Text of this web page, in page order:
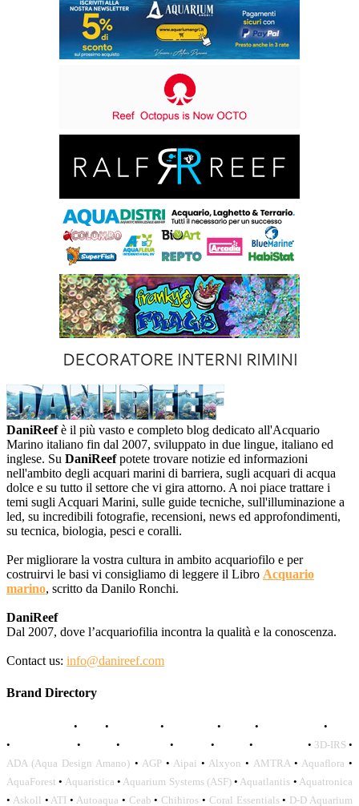
DaniReefè il più vasto e completo blog dedicato all'Acquario
Marino italiano fin dal 2007, sviluppato in due lingue, italiano ed
inglese. Su DaniReefpotete trovare notizie ed informazioni
nell'ambito degli acquari marini di barriera, sugli acquari di acqua
dolce e su tutto il settore che vi gira attorno. A noi piace trattare i
temi sugli Acquari Marini, sulle guide tecniche, sull'illuminazione a
led, su incredibili fotografie, recensioni, news ed approfondimenti,
su tecnica, biologia, pesci e coralli.
Per migliorare la vostra cultura in ambito acquariofilo e per
costruirvi le basi vi consigliamo di leggere il Libro Acquario
marino, scritto da Danilo Ronchi.
DaniReef
Dal 2007, dove l’acquariofilia incontra la qualità e la conoscenza.
Contact us: info@danireef.com
Brand Directory
• • • • • •
•
• • • • • • 3D-IRS •
ADA (Aqua Design Amano) • AGP• Aipai • Alxyon • AMTRA• Aquaflora •
AquaForest • Aquaristica • Aquarium Systems (ASF)• Aquatlantis • Aquatronica
• Askoll • ATI • Autoaqua • Ceab • Chihiros • Coral Essentials• D-D Aquarium